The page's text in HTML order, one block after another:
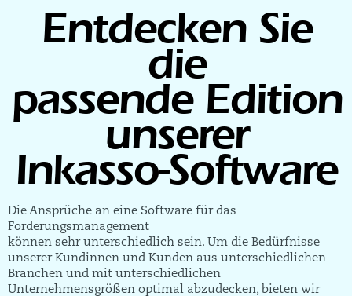
Entdecken Sie
die
passende Edition
unserer
Inkasso-Software
Die Ansprüche an eine Software für das
Forderungsmanagement
können sehr unterschiedlich sein. Um die Bedürfnisse
unserer Kundinnen und Kunden aus unterschiedlichen
Branchen und mit unterschiedlichen
Unternehmensgrößen optimal abzudecken, bieten wir